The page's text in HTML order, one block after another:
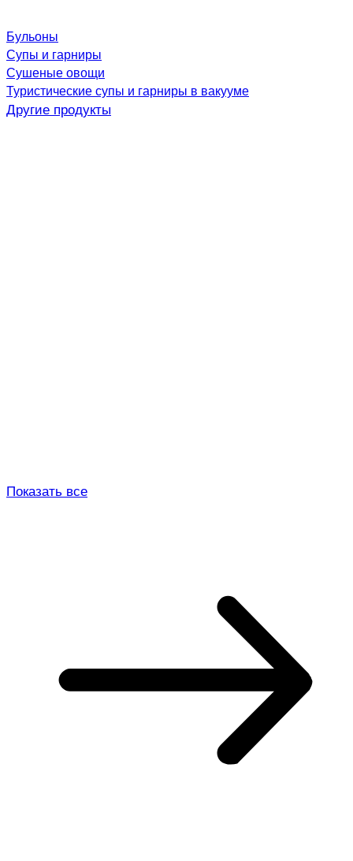
Бульоны
Супы и гарниры
Сушеные овощи
Туристические супы и гарниры в вакууме
Другие продукты
Показать все